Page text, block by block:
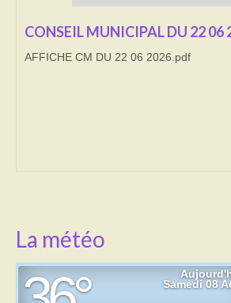
LE BRULAGE DES VEGETAUX
DECHETS VERTS
CONSEIL MUNICIPAL DU 22 06
AFFICHE CM DU 22 06 2026.pdf
La météo